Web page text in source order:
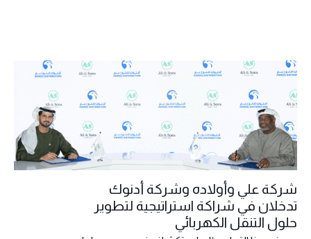
شركة علي وأولاده وشركة أدنوك
تدخلان في شراكة استراتيجية لتطوير
حلول التنقل الكهربائي